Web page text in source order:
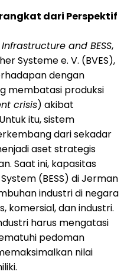
dari Perspektif
and BESS,
Systeme e. V. (BVES),
dengan
membatasi produksi
crisis) akibat
itu, sistem
dari sekadar
aset strategis
Saat ini, kapasitas
(BESS) di Jerman
industri di negara
komersial, dan industri.
harus mengatasi
pedoman
nilai